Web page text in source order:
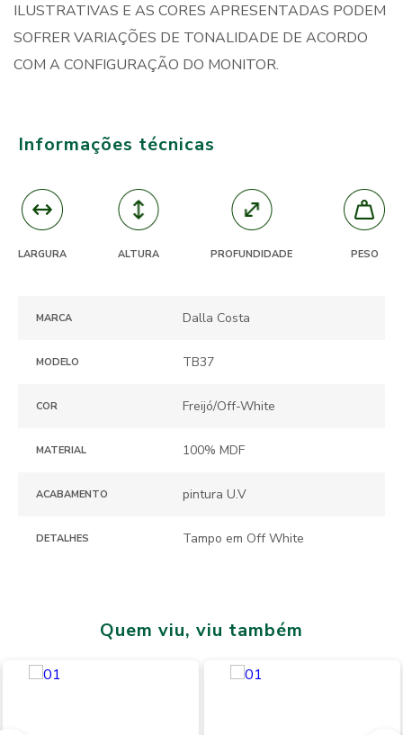
ILUSTRATIVAS E AS CORES APRESENTADAS PODEM
SOFRER VARIAÇÕES DE TONALIDADE DE ACORDO
COM A CONFIGURAÇÃO DO MONITOR.
Informações técnicas
LARGURA ALTURA PROFUNDIDADE PESO
MARCA Dalla Costa
MODELO TB37
COR Freijó/Off-White
MATERIAL 100% MDF
ACABAMENTO pintura U.V
DETALHES Tampo em Off White
Quem viu, viu também
Novidades